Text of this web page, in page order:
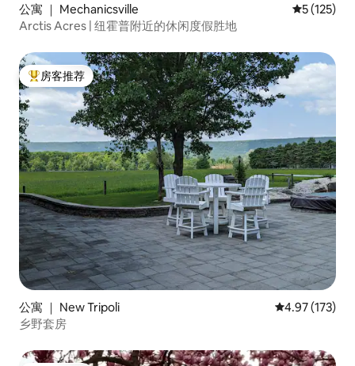
公寓 ｜ Mechanicsville 平均评分 5
5 (125)
Arctis Acres | 纽霍普附近的休闲度假胜地
热门「房客推荐」
房客推荐
公寓 ｜ New Tripoli 平均评分 4.97
4.97 (173)
乡野套房